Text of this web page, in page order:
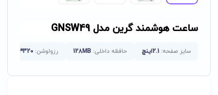
ساعت هوشمند گرین مدل GNSW49
سایز صفحه: 2.1اینچ حافظه داخلی: 128MB رزولوشن: 320*384